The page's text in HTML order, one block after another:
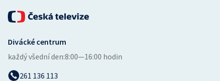
Volejbal
Ostatní
Divácké centrum
každý všední den:8:00—16:00 hodin
261 136 113